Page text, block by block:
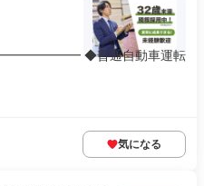
━━━━━━━ ◆普通自動車運転
気になる